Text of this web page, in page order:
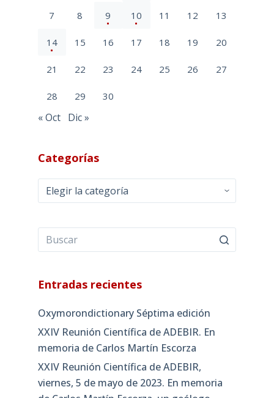
7 8 9 10 11 12 13
14 15 16 17 18 19 20
21 22 23 24 25 26 27
28 29 30
« Oct Dic »
Categorías
Categorías
Entradas recientes
Oxymorondictionary Séptima edición
XXIV Reunión Científica de ADEBIR. En
memoria de Carlos Martín Escorza
XXIV Reunión Científica de ADEBIR,
viernes, 5 de mayo de 2023. En memoria